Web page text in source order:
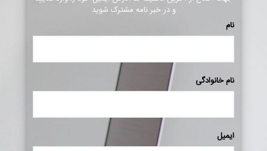
و در خبر نامه مشترک شوید
نام
نام خانوادگی
ایمیل